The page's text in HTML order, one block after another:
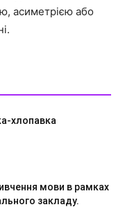
асиметрією або
хлопавка
мови в рамках
закладу.